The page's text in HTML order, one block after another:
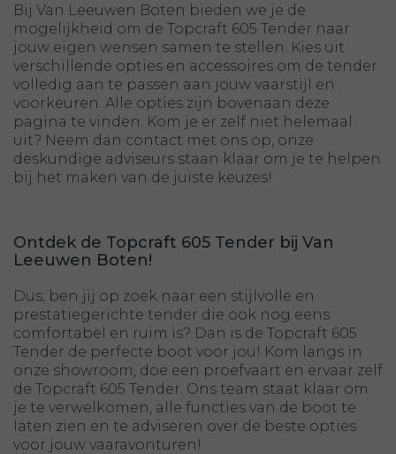
Bij Van Leeuwen Boten bieden we je de
mogelijkheid om de Topcraft 605 Tender naar
jouw eigen wensen samen te stellen. Kies uit
verschillende opties en accessoires om de tender
volledig aan te passen aan jouw vaarstijl en
voorkeuren. Alle opties zijn bovenaan deze
pagina te vinden. Kom je er zelf niet helemaal
uit? Neem dan contact met ons op, onze
deskundige adviseurs staan klaar om je te helpen
bij het maken van de juiste keuzes!
Ontdek de Topcraft 605 Tender bij Van
Leeuwen Boten!
Dus, ben jij op zoek naar een stijlvolle en
prestatiegerichte tender die ook nog eens
comfortabel en ruim is? Dan is de Topcraft 605
Tender de perfecte boot voor jou! Kom langs in
onze showroom, doe een proefvaart en ervaar zelf
de Topcraft 605 Tender. Ons team staat klaar om
je te verwelkomen, alle functies van de boot te
laten zien en te adviseren over de beste opties
voor jouw vaaravonturen!